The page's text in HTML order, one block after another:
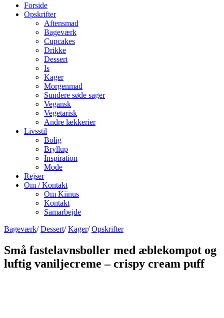
Forside
Opskrifter
Aftensmad
Bageværk
Cupcakes
Drikke
Dessert
Is
Kager
Morgenmad
Sundere søde sager
Vegansk
Vegetarisk
Andre lækkerier
Livsstil
Bolig
Bryllup
Inspiration
Mode
Rejser
Om / Kontakt
Om Kiinus
Kontakt
Samarbejde
Bageværk/ Dessert/ Kager/ Opskrifter
Små fastelavnsboller med æblekompot og
luftig vaniljecreme – crispy cream puff